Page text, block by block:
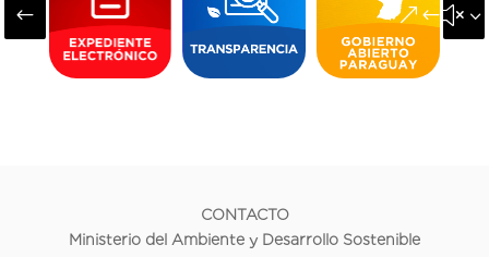
#
CONTACTO
Ministerio del Ambiente y Desarrollo Sostenible